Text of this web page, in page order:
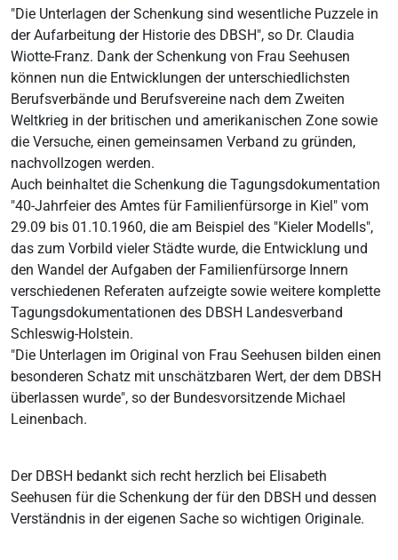
"Die Unterlagen der Schenkung sind wesentliche Puzzele in
der Aufarbeitung der Historie des DBSH", so Dr. Claudia
Wiotte-Franz. Dank der Schenkung von Frau Seehusen
können nun die Entwicklungen der unterschiedlichsten
Berufsverbände und Berufsvereine nach dem Zweiten
Weltkrieg in der britischen und amerikanischen Zone sowie
die Versuche, einen gemeinsamen Verband zu gründen,
nachvollzogen werden.
Auch beinhaltet die Schenkung die Tagungsdokumentation
"40-Jahrfeier des Amtes für Familienfürsorge in Kiel" vom
29.09 bis 01.10.1960, die am Beispiel des "Kieler Modells",
das zum Vorbild vieler Städte wurde, die Entwicklung und
den Wandel der Aufgaben der Familienfürsorge Innern
verschiedenen Referaten aufzeigte sowie weitere komplette
Tagungsdokumentationen des DBSH Landesverband
Schleswig-Holstein.
"Die Unterlagen im Original von Frau Seehusen bilden einen
besonderen Schatz mit unschätzbaren Wert, der dem DBSH
überlassen wurde", so der Bundesvorsitzende Michael
Leinenbach.
Der DBSH bedankt sich recht herzlich bei Elisabeth
Seehusen für die Schenkung der für den DBSH und dessen
Verständnis in der eigenen Sache so wichtigen Originale.